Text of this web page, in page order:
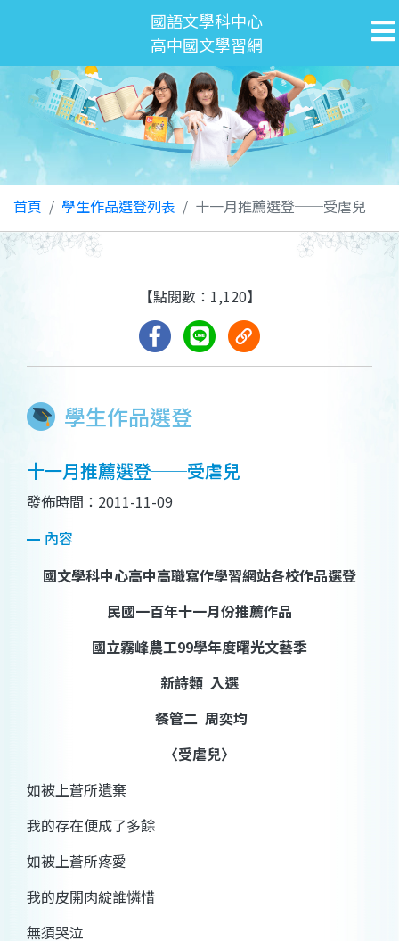
國語文學科中心
高中國文學習網
首頁 學生作品選登列表 十一月推薦選登──受虐兒
學生作品選登
【點閱數：1,120】
十一月推薦選登──受虐兒
發佈時間：2011-11-09
內容
國文學科中心高中高職寫作學習網站各校作品選登
民國一百年十一月份推薦作品
國立霧峰農工99學年度曙光文藝季
新詩類 入選
餐管二 周奕均
〈受虐兒〉
如被上蒼所遺棄
我的存在便成了多餘
如被上蒼所疼愛
我的皮開肉綻誰憐惜
無須哭泣